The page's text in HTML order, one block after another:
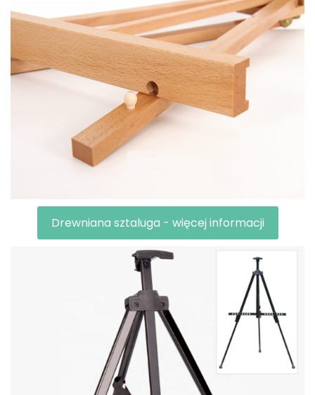
Drewniana sztaluga - więcej informacji